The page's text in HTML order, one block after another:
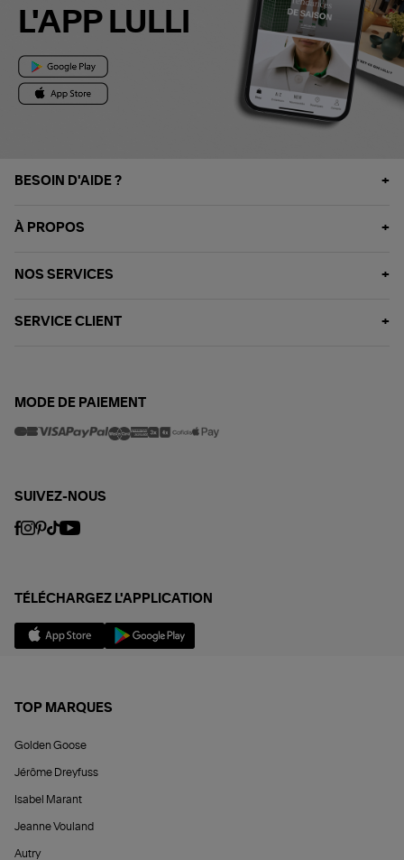
L'APP LULLI
BESOIN D'AIDE ?
À PROPOS
NOS SERVICES
SERVICE CLIENT
MODE DE PAIEMENT
SUIVEZ-NOUS
TÉLÉCHARGEZ L'APPLICATION
TOP MARQUES
Golden Goose
Jérôme Dreyfuss
Isabel Marant
Jeanne Vouland
Autry